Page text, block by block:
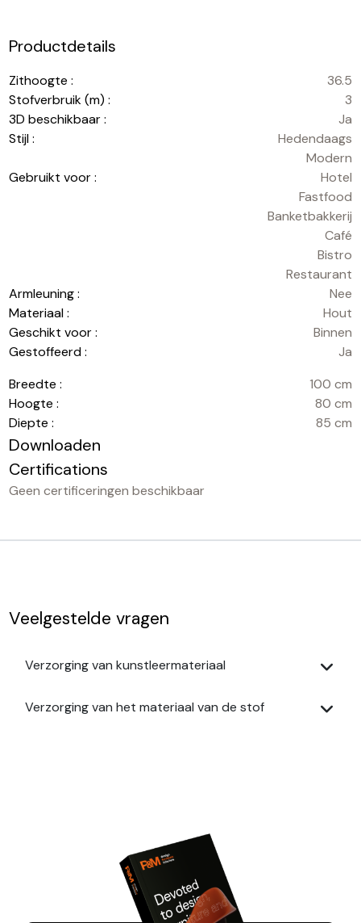
Productdetails
Zithoogte :
36.5
Stofverbruik (m) :
3
3D beschikbaar :
Ja
Stijl :
Hedendaags
Modern
Gebruikt voor :
Hotel
Fastfood
Banketbakkerij
Café
Bistro
Restaurant
Armleuning :
Nee
Materiaal :
Hout
Geschikt voor :
Binnen
Gestoffeerd :
Ja
Breedte :
100 cm
Hoogte :
80 cm
Diepte :
85 cm
Downloaden
Certifications
Geen certificeringen beschikbaar
Veelgestelde vragen
Verzorging van kunstleermateriaal
Verzorging van het materiaal van de stof